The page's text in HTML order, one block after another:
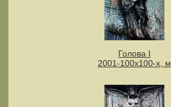
Голова I
2001-100x100-х, м